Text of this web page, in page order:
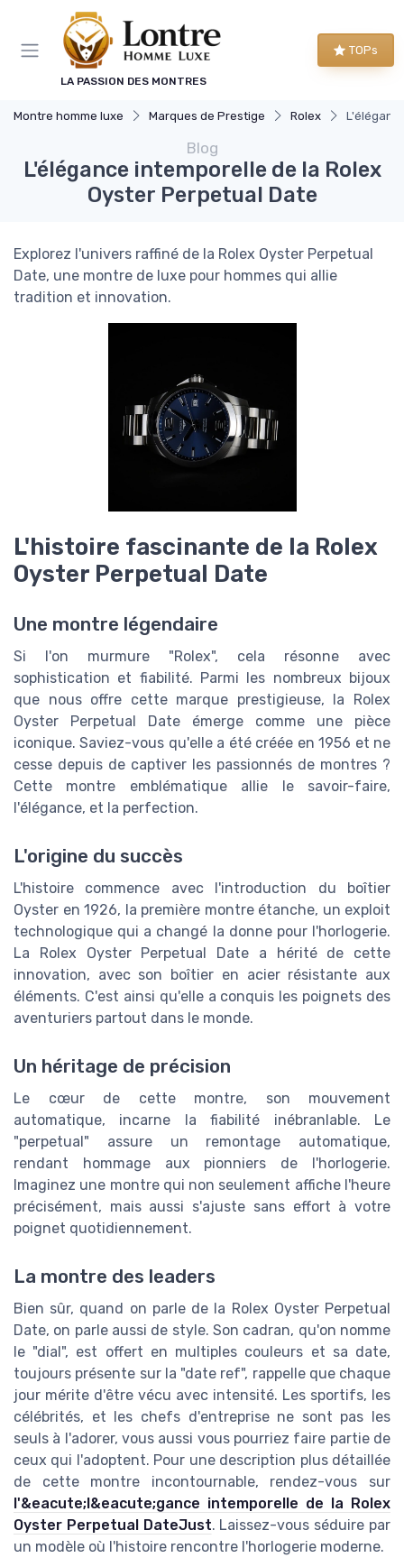
LA PASSION DES MONTRES
TOPs
Montre homme luxe Marques de Prestige Rolex
Blog
L'élégance intemporelle de la Rolex
Oyster Perpetual Date
Explorez l'univers raffiné de la Rolex Oyster Perpetual
Date, une montre de luxe pour hommes qui allie
tradition et innovation.
L'histoire fascinante de la Rolex
Oyster Perpetual Date
Une montre légendaire
Si l'on murmure "Rolex", cela résonne avec
sophistication et fiabilité. Parmi les nombreux bijoux
que nous offre cette marque prestigieuse, la Rolex
Oyster Perpetual Date émerge comme une pièce
iconique. Saviez-vous qu'elle a été créée en 1956 et ne
cesse depuis de captiver les passionnés de montres ?
Cette montre emblématique allie le savoir-faire,
l'élégance, et la perfection.
L'origine du succès
L'histoire commence avec l'introduction du boîtier
Oyster en 1926, la première montre étanche, un exploit
technologique qui a changé la donne pour l'horlogerie.
La Rolex Oyster Perpetual Date a hérité de cette
innovation, avec son boîtier en acier résistante aux
éléments. C'est ainsi qu'elle a conquis les poignets des
aventuriers partout dans le monde.
Un héritage de précision
Le cœur de cette montre, son mouvement
automatique, incarne la fiabilité inébranlable. Le
"perpetual" assure un remontage automatique,
rendant hommage aux pionniers de l'horlogerie.
Imaginez une montre qui non seulement affiche l'heure
précisément, mais aussi s'ajuste sans effort à votre
poignet quotidiennement.
La montre des leaders
Bien sûr, quand on parle de la Rolex Oyster Perpetual
Date, on parle aussi de style. Son cadran, qu'on nomme
le "dial", est offert en multiples couleurs et sa date,
toujours présente sur la "date ref", rappelle que chaque
jour mérite d'être vécu avec intensité. Les sportifs, les
célébrités, et les chefs d'entreprise ne sont pas les
seuls à l'adorer, vous aussi vous pourriez faire partie de
ceux qui l'adoptent. Pour une description plus détaillée
de cette montre incontournable, rendez-vous sur
l'&eacute;l&eacute;gance intemporelle de la Rolex
Oyster Perpetual DateJust. Laissez-vous séduire par
un modèle où l'histoire rencontre l'horlogerie moderne.
Panneau de gestion des cookies